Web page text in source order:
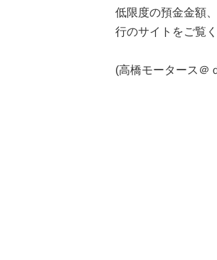
低限度の預金金額
行のサイトをご覧く
(高橋モータース＠